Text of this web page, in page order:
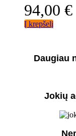
94,00 €
Į krepšelį
Daugiau
Jokių